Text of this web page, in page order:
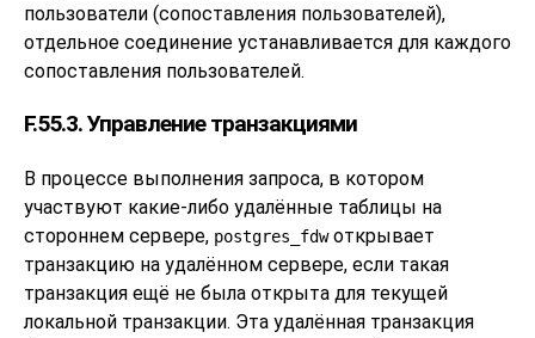
пользователи (сопоставления пользователей),
отдельное соединение устанавливается для каждого
сопоставления пользователей.
F.55.3. Управление транзакциями
В процессе выполнения запроса, в котором
участвуют какие-либо удалённые таблицы на
стороннем сервере, postgres_fdwоткрывает
транзакцию на удалённом сервере, если такая
транзакция ещё не была открыта для текущей
локальной транзакции. Эта удалённая транзакция